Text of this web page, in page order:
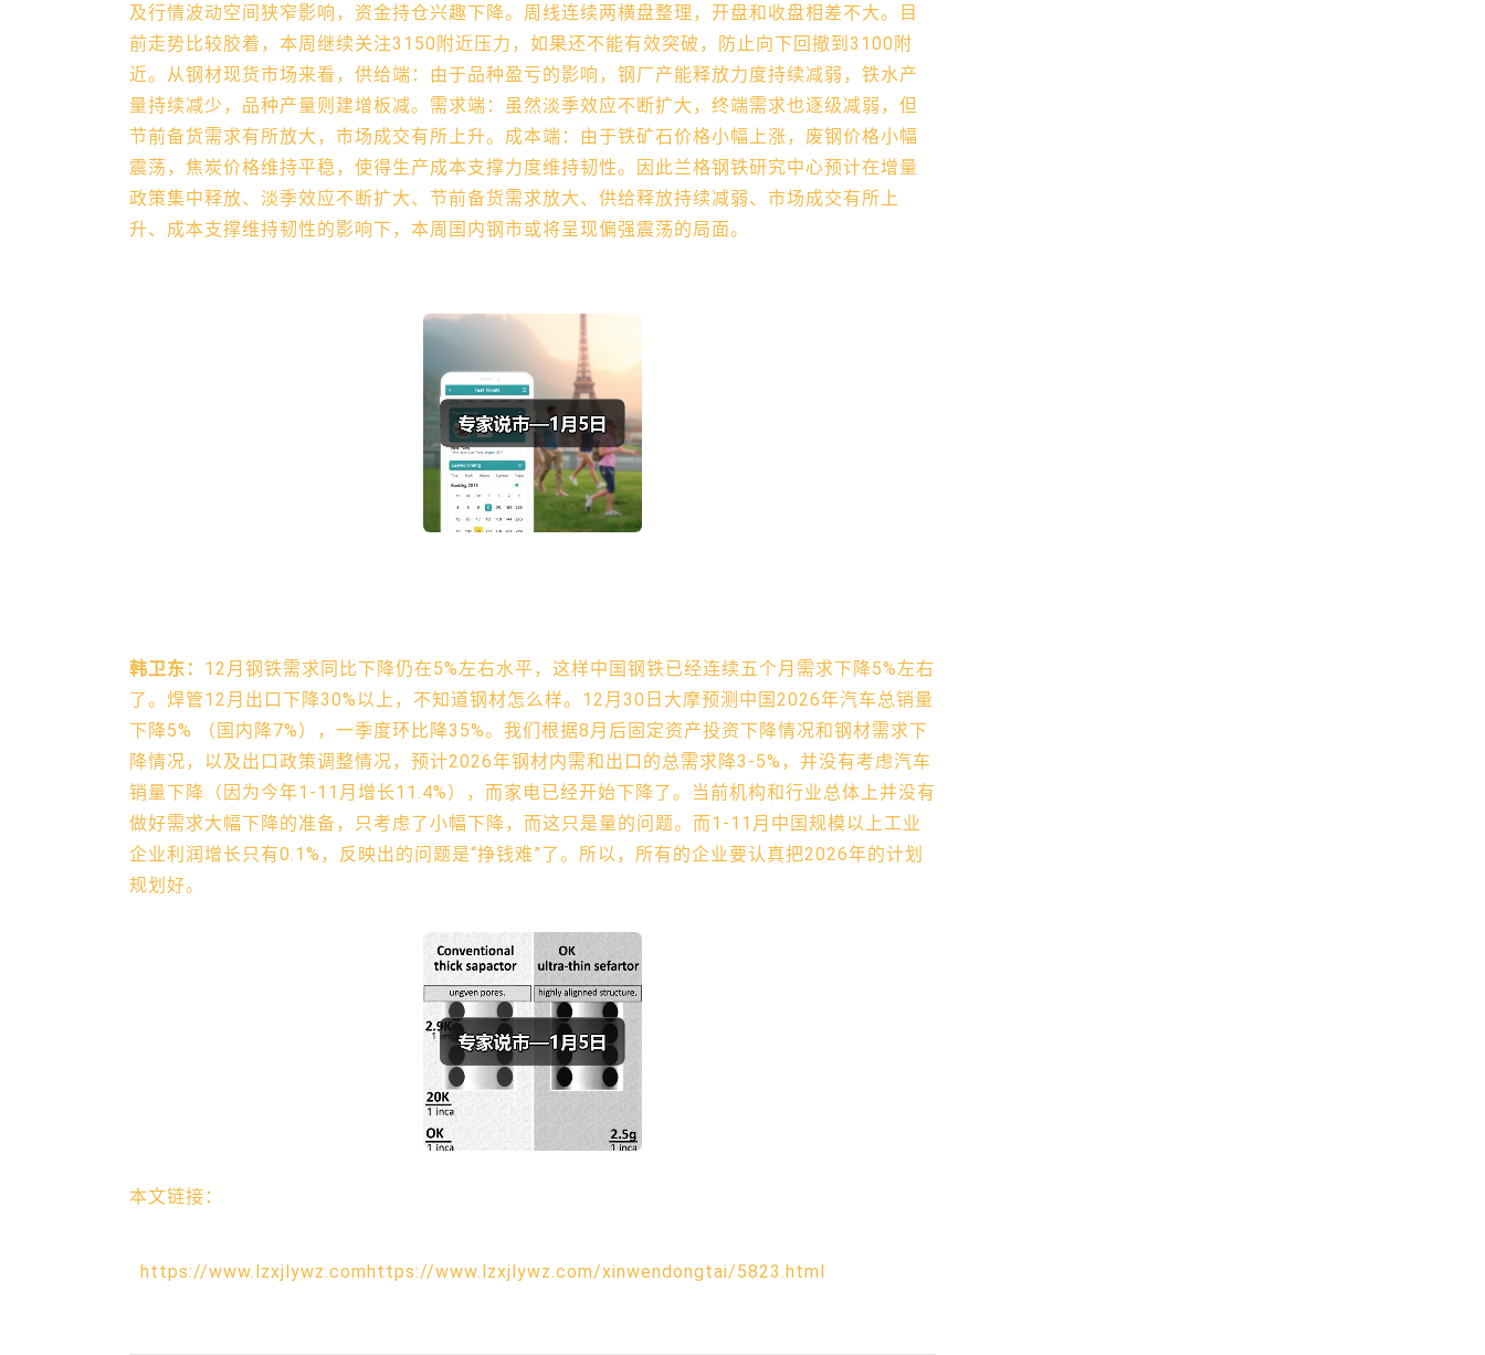
及行情波动空间狭窄影响，资金持仓兴趣下降。周线连续两横盘整理，开盘和收盘相差不大。目
前走势比较胶着，本周继续关注3150附近压力，如果还不能有效突破，防止向下回撤到3100附
近。从钢材现货市场来看，供给端：由于品种盈亏的影响，钢厂产能释放力度持续减弱，铁水产
量持续减少，品种产量则建增板减。需求端：虽然淡季效应不断扩大，终端需求也逐级减弱，但
节前备货需求有所放大，市场成交有所上升。成本端：由于铁矿石价格小幅上涨，废钢价格小幅
震荡，焦炭价格维持平稳，使得生产成本支撑力度维持韧性。因此兰格钢铁研究中心预计在增量
政策集中释放、淡季效应不断扩大、节前备货需求放大、供给释放持续减弱、市场成交有所上
升、成本支撑维持韧性的影响下，本周国内钢市或将呈现偏强震荡的局面。
韩卫东： 12月钢铁需求同比下降仍在5%左右水平，这样中国钢铁已经连续五个月需求下降5%左右
了。焊管12月出口下降30%以上，不知道钢材怎么样。12月30日大摩预测中国2026年汽车总销量
下降5% （国内降7%），一季度环比降35%。我们根据8月后固定资产投资下降情况和钢材需求下
降情况，以及出口政策调整情况，预计2026年钢材内需和出口的总需求降3-5%，并没有考虑汽车
销量下降（因为今年1-11月增长11.4%），而家电已经开始下降了。当前机构和行业总体上并没有
做好需求大幅下降的准备，只考虑了小幅下降，而这只是量的问题。而1-11月中国规模以上工业
企业利润增长只有0.1%，反映出的问题是“挣钱难”了。所以，所有的企业要认真把2026年的计划
规划好。
本文链接：
https://www.lzxjlywz.comhttps://www.lzxjlywz.com/xinwendongtai/5823.html